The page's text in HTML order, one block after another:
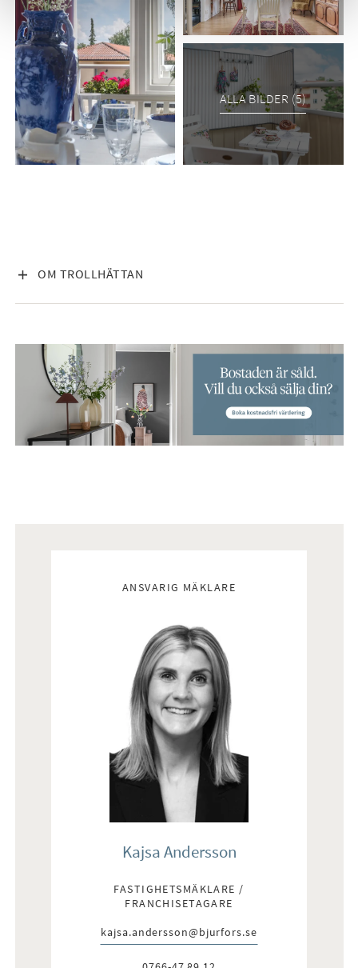
ALLA BILDER (5)
OM TROLLHÄTTAN
VISA INNEHÅLL
ANSVARIG MÄKLARE
Kajsa Andersson
FASTIGHETSMÄKLARE /
FRANCHISETAGARE
E-post:
kajsa.andersson@bjurfors.se